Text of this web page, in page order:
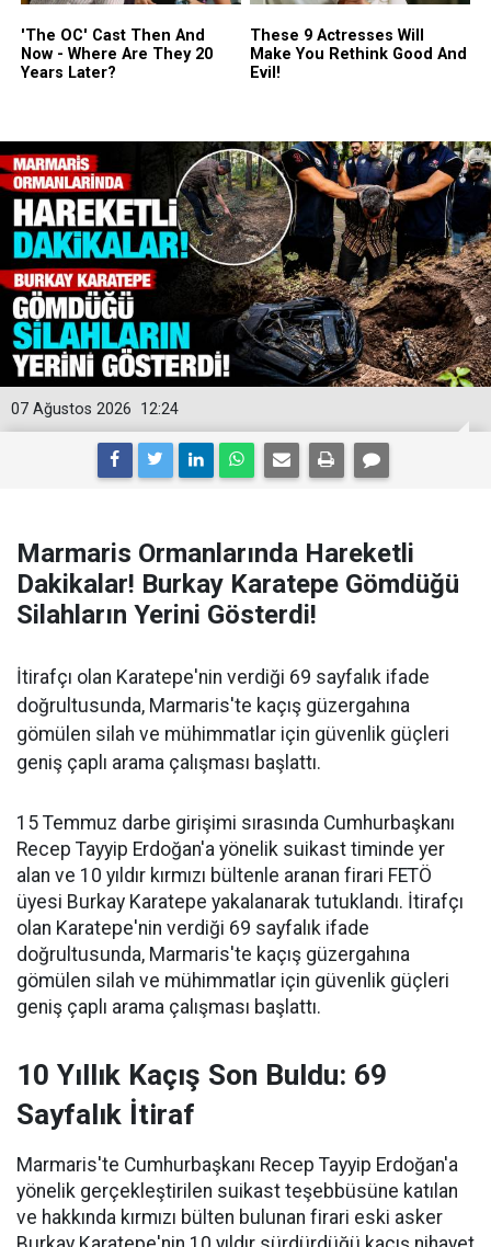
12:24
07 Ağustos 2026
Marmaris Ormanlarında Hareketli
Dakikalar! Burkay Karatepe Gömdüğü
Silahların Yerini Gösterdi!
İtirafçı olan Karatepe'nin verdiği 69 sayfalık ifade
doğrultusunda, Marmaris'te kaçış güzergahına
gömülen silah ve mühimmatlar için güvenlik güçleri
geniş çaplı arama çalışması başlattı.
15 Temmuz darbe girişimi sırasında Cumhurbaşkanı
Recep Tayyip Erdoğan'a yönelik suikast timinde yer
alan ve 10 yıldır kırmızı bültenle aranan firari FETÖ
üyesi Burkay Karatepe yakalanarak tutuklandı. İtirafçı
olan Karatepe'nin verdiği 69 sayfalık ifade
doğrultusunda, Marmaris'te kaçış güzergahına
gömülen silah ve mühimmatlar için güvenlik güçleri
geniş çaplı arama çalışması başlattı.
10 Yıllık Kaçış Son Buldu: 69
Sayfalık İtiraf
Marmaris'te Cumhurbaşkanı Recep Tayyip Erdoğan'a
yönelik gerçekleştirilen suikast teşebbüsüne katılan
ve hakkında kırmızı bülten bulunan firari eski asker